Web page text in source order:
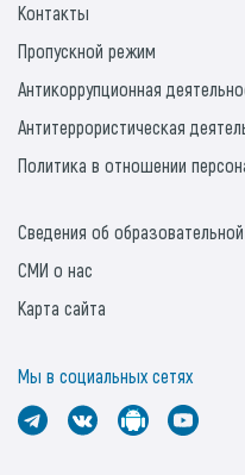
Контакты
Пропускной режим
Антикоррупционная
Антитеррористическая
Политика в отношении
Сведения об
СМИ о нас
Карта сайта
Мы в социальных сетях